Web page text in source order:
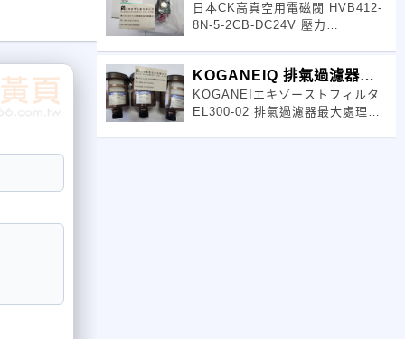
HVB412-8N-5-2CB
日本CK高真空用電磁閥 HVB412-
8N-5-2CB-DC24V 壓力
KOGANEIQ 排氣過濾器
EF300-02
KOGANEIエキゾーストフィルタ
EL300-02 排氣過濾器最大處理流